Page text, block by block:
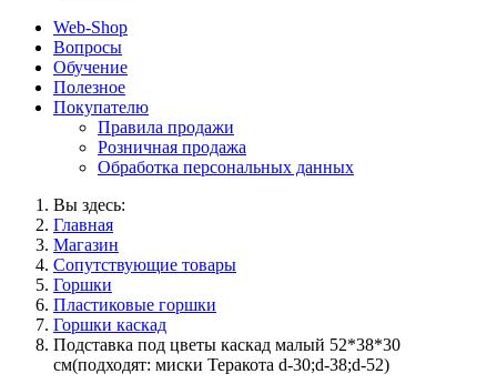
Web-Shop
Вопросы
Обучение
Полезное
Покупателю
Правила продажи
Розничная продажа
Обработка персональных данных
Вы здесь:
Главная
Магазин
Сопутствующие товары
Горшки
Пластиковые горшки
Горшки каскад
Подставка под цветы каскад малый 52*38*30
см(подходят: миски Теракота d-30;d-38;d-52)